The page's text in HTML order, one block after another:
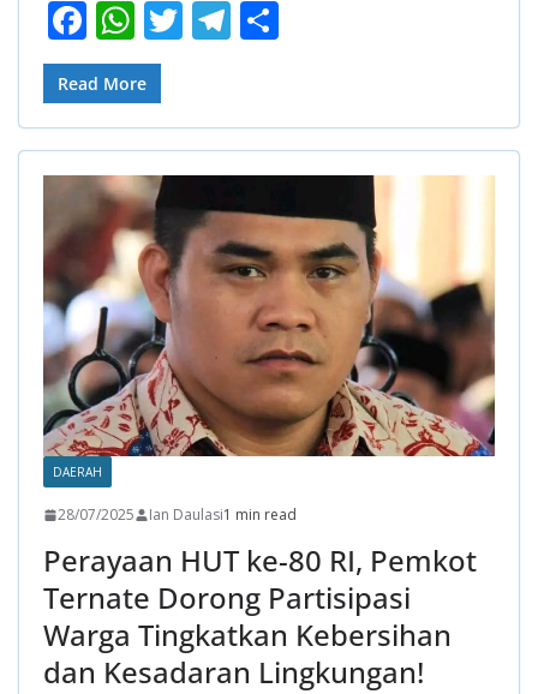
F
ac
e
b
o
o
k
W
h
at
s
A
p
p
T
er
T
gr
a
m
e
Read More
DAERAH
28/07/2025 Ian Daulasi1 min read
Perayaan HUT ke-80 RI, Pemkot
Ternate Dorong Partisipasi
Warga Tingkatkan Kebersihan
dan Kesadaran Lingkungan!